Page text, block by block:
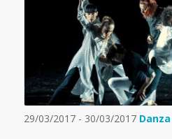
29/03/2017 - 30/03/2017 Danza